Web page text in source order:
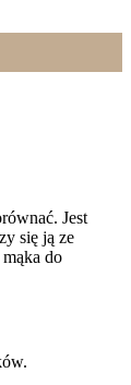
Jest
się ją ze
do